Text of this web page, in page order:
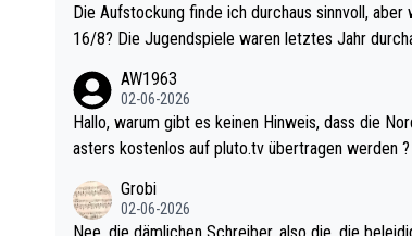
Die Aufstockung finde ich durchaus sinnvoll, aber
16/8? Die Jugendspiele waren letztes Jahr durchaus sehr kur
l. Allerdings ist Mitchell Lawrie als Nummer 1 der Welt eh quali
fiziert. Somit ändert die automatische
eisters erstmal nichts. Ich denke sie wollen damit für nächste
d wohl wenig WDF Turniere spielen. Dies war bei
etztes Jahr der Fall. Er musste als amtierender
AW1963
02-06-2026
Hallo, warum gibt es keinen Hinweis, dass die Nordic Darts M
asters kostenlos auf pluto.tv übertragen werden
Grobi
02-06-2026